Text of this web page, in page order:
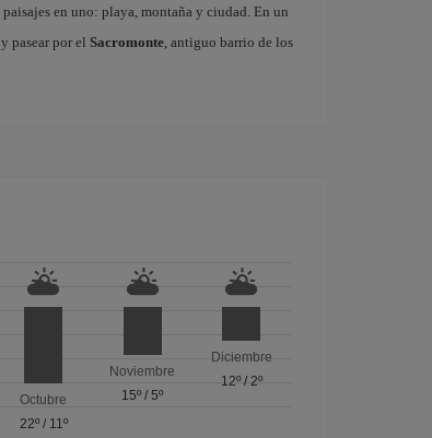
en uno: playa, montaña y ciudad. En un
pasear por el Sacromonte, antiguo barrio de los
Octubre
22º/ 11º
Noviembre
15º /5º
Diciembre
12º/ 2º